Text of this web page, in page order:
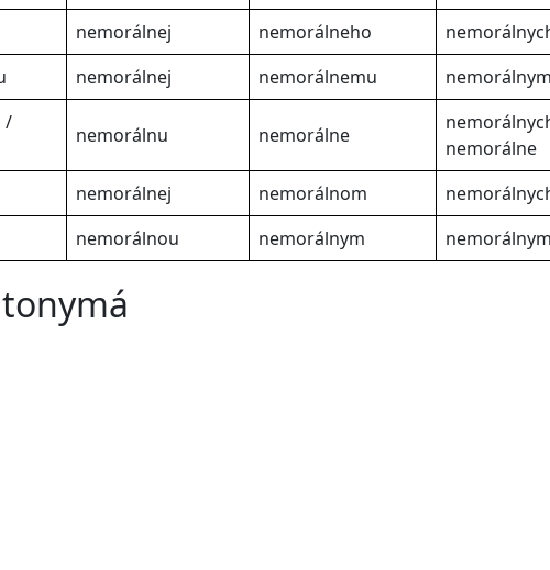
nemorálnej nemorálneho
nemorálnej nemorálnemu nemorálnym
/
nemorálnu nemorálne
nemorálne
nemorálnej nemorálnom
nemorálnou nemorálnym